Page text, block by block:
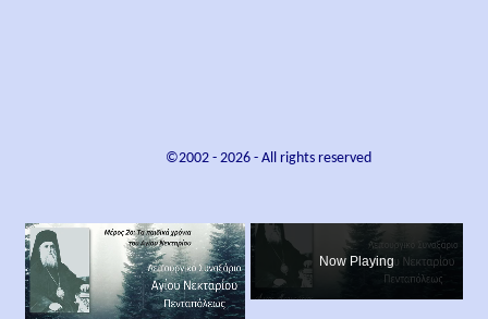
©2002 - 2026- All rights reserved
×
Now Playing